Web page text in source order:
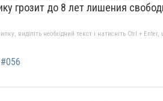
грозит до 8 лет лишения
виділіть необхідний текст і натисніть Ctrl +
#056